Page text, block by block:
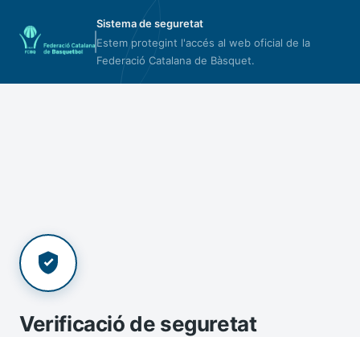
Sistema de seguretat
Estem protegint l'accés al web oficial de la
Federació Catalana de Bàsquet.
Verificació de seguretat